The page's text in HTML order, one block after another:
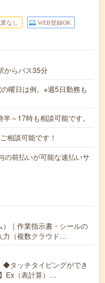
なし WEB登録OK
からバス35分
曜日は例。※週5日勤務も
～17時も相談可能です。
相談可能です！
前払いが可能な速払いサ
）｜作業指示書・シールの
力（複数クラウド…
タッチタイピングができ
Ex（表計算）…